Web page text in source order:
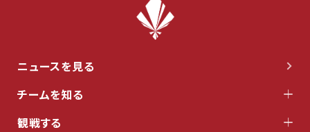
ニュースを見る
チームを知る
観戦する